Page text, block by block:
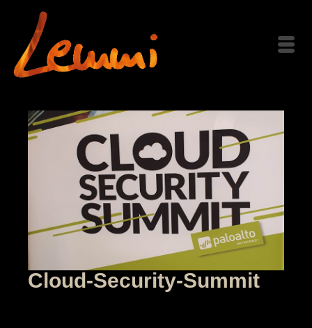
Cloud-Security-Summit